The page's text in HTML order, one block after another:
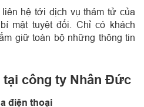
hệ tới dịch vụ thám tử của
mật tuyệt đối. Chỉ có khách
giữ toàn bộ những thông tin
công ty Nhân Đức
điện thoại